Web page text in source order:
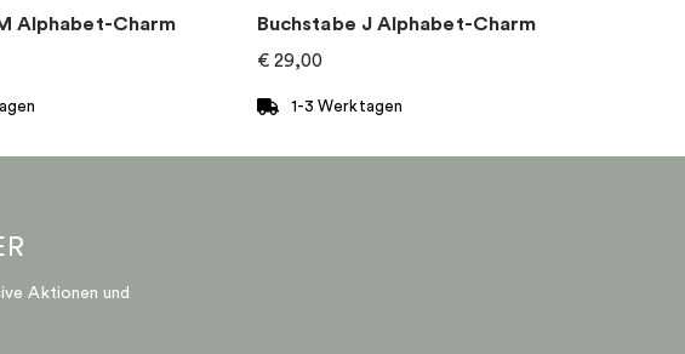
Alphabet-Charm Buchstabe J Alphabet-Charm
€ 29,00
1-3 Werktagen
Aktionen und